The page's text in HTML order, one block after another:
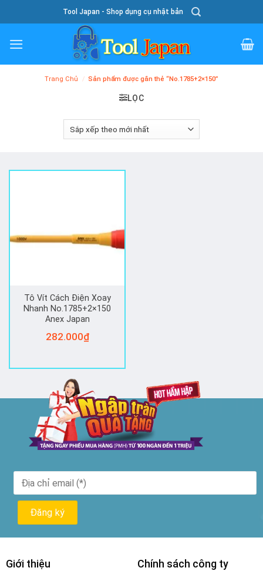
To
Content
Tool Japan - Shop dụng cụ nhật bản
Trang Chủ / Sản phẩm được gắn thẻ “No.1785+2×150”
LỌC
Tô Vít Cách Điện Xoay
Nhanh No.1785+2×150
Anex Japan
282.000₫
Giới thiệu Chính sách công ty